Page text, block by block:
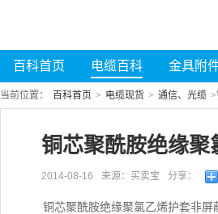
百科首页 电缆百科 金具附
当前位置： 百科首页 > 电缆现货 > 通信、光缆 >
铜芯聚酰胺绝缘
2014-08-16 来源：买卖宝 分享：
铜芯聚酰胺绝缘聚氯乙烯护套非